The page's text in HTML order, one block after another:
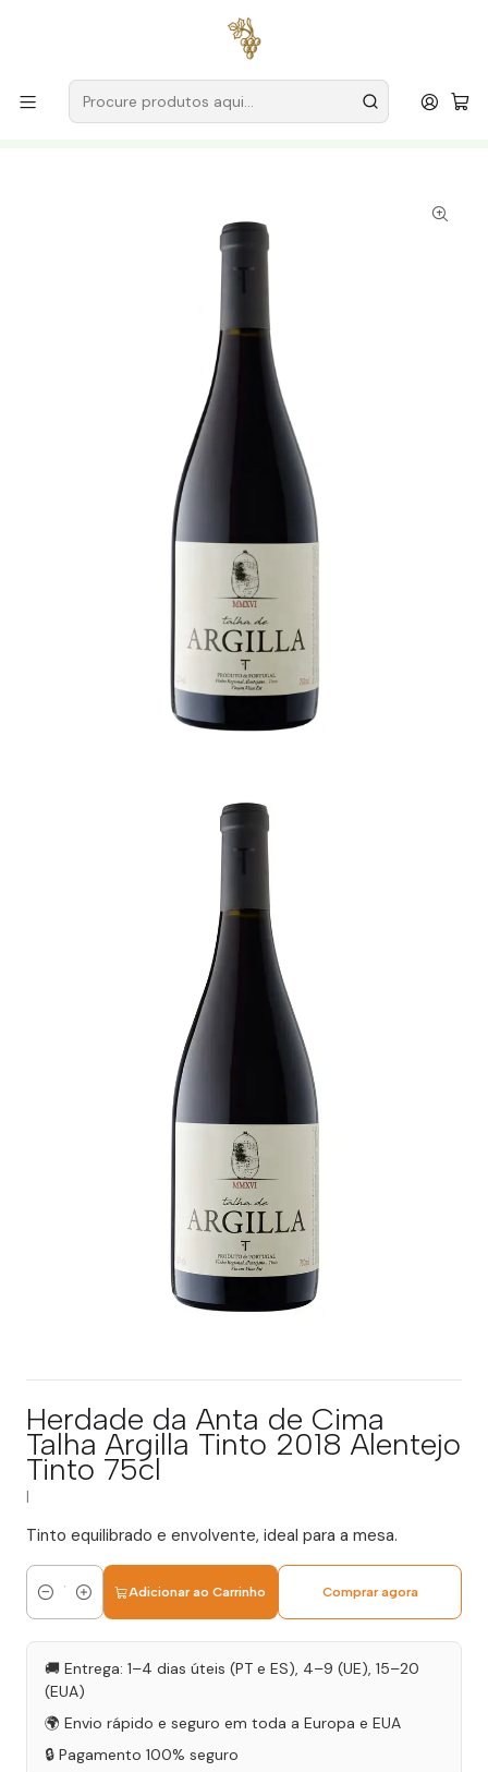
para encomendas a partir de
Produtores
Alentejo
Argilla Wines Herdade da Anta de Cima
Herdade da Anta de Cima Talha Argilla Tinto 2018 Alentejo
Tinto 75cl
Herdade da Anta de Cima
Talha Argilla Tinto 2018 Alentejo
Tinto 75cl
Tinto equilibrado e envolvente, ideal para a mesa.
Quantidade
Adicionar ao Carrinho Comprar agora
🚚 Entrega: 1–4 dias úteis (PT e ES), 4–9 (UE), 15–20
(EUA)
🌍 Envio rápido e seguro em toda a Europa e EUA
🔒 Pagamento 100% seguro